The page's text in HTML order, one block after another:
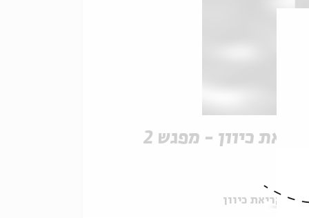
קריאת כיוון - מפגש 2
מתוך: קריאת כיוון